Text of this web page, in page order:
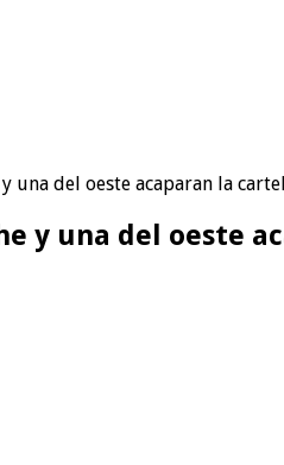
una del oeste acaparan la
y una del oeste